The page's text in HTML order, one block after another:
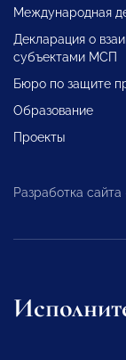
Международная
Декларация о
субъектами МСП
Бюро по защите
Образование
Проекты
Разработка